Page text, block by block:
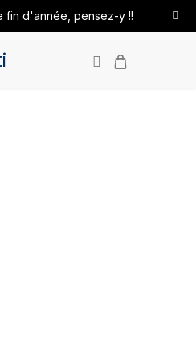
fin d'année, pensez-y !!